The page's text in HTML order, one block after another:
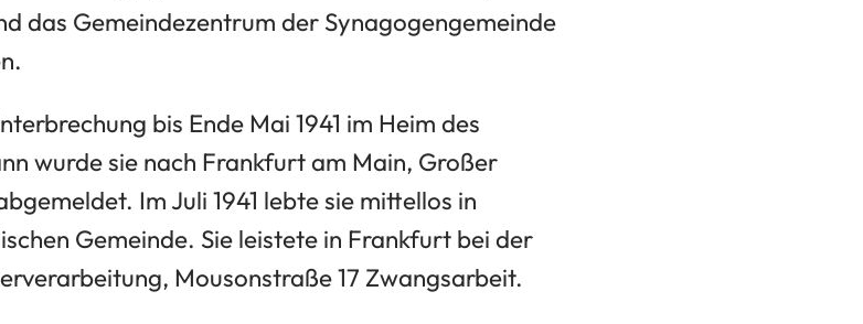
das Gemeindezentrum der Synagogengemeinde
bis Ende Mai 1941 im Heim des
wurde sie nach Frankfurt am Main, Großer
Im Juli 1941 lebte sie mittellos in
Gemeinde. Sie leistete in Frankfurt bei der
Mousonstraße 17 Zwangsarbeit.